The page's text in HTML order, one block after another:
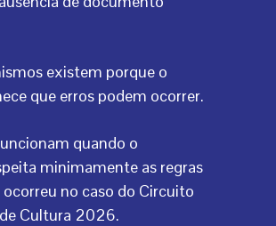
existem porque o
que erros podem ocorrer.
quando o
minimamente as regras
no caso do Circuito
Cultura 2026.